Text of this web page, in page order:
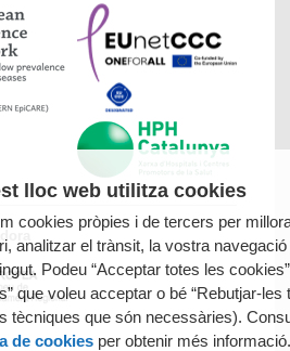
lloc web utilitza cookies
cookies pròpies i de tercers per
analitzar el trànsit, la vostra
Podeu “Acceptar totes les
que voleu acceptar o bé “Rebutjar-les
tècniques que són necessàries).
de cookies per obtenir més informació.